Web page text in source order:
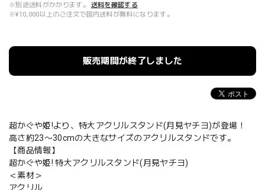
※別途送料がかかります。
送料を確認する
※¥10,000以上のご注文で国内送料が無料になります。
販売期間が終了しました
超かぐや姫!より、特大アクリルスタンド(月見ヤチヨ)が登場！
高さ約23〜30cmの大きなサイズのアクリルスタンドです。
【商品情報】
超かぐや姫! 特大アクリルスタンド(月見ヤチヨ)
＜素材＞
アクリル